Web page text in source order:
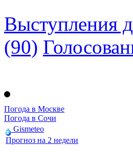
Выступления
(90)
Погода в Москве
Погода в Сочи
Gismeteo
Прогноз на 2 недели